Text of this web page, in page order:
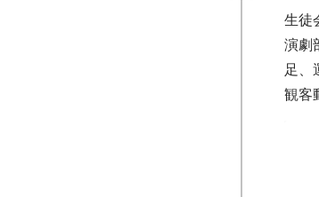
生徒
演劇
足、
観客